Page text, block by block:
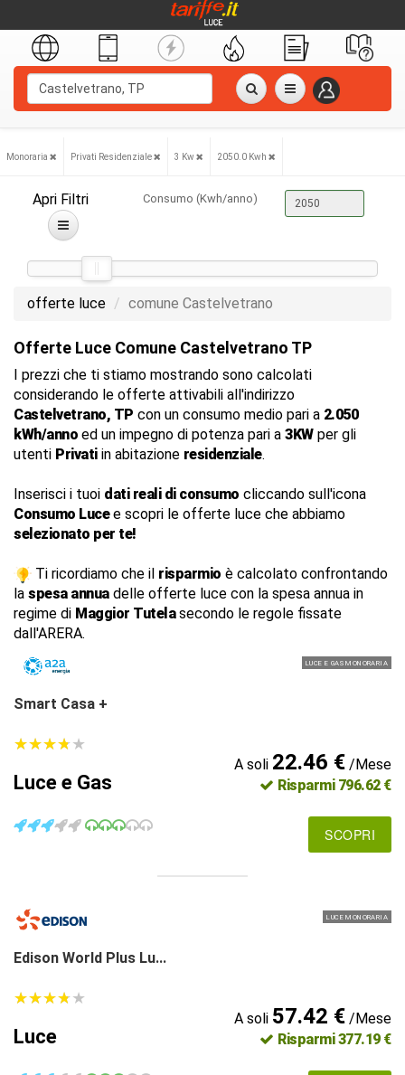
Monoraria Privati Residenziale 3 Kw 2050.0 Kwh
Apri Filtri Consumo (Kwh/anno)
offerte luce comune Castelvetrano
Offerte Luce Comune Castelvetrano TP
I prezzi che ti stiamo mostrando sono calcolati
considerando le offerte attivabili all'indirizzo
Castelvetrano, TP con un consumo medio pari a 2.050
kWh/anno ed un impegno di potenza pari a 3KWper gli
utenti Privatiin abitazione residenziale.
Inserisci i tuoi dati reali di consumo cliccando sull'icona
Consumo Lucee scopri le offerte luce che abbiamo
selezionato per te!
Ti ricordiamo che il risparmio è calcolato confrontando
la spesa annuadelle offerte luce con la spesa annua in
regime di Maggior Tutelasecondo le regole fissate
dall'ARERA.
LUCE E GAS MONORARIA
Smart Casa +
★★★★★
★★★★★
Luce e Gas
A soli 22.46 €/Mese
Risparmi 796.62 €
SCOPRI
LUCE MONORARIA
Edison World Plus Lu...
★★★★★
★★★★★
Luce
A soli 57.42 €/Mese
Risparmi 377.19 €